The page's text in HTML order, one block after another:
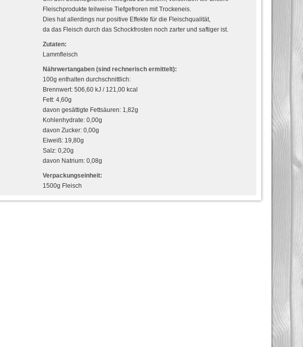
Fleischprodukte teilweise Tiefgefroren mit Trockeneis.
Dies hat allerdings nur positive Effekte für die Fleischqualität,
da das Fleisch durch das Schockfrosten noch zarter und saftiger ist.
Zutaten:
Lammfleisch
Nährwertangaben (sind rechnerisch ermittelt):
100g enthalten durchschnittlich:
Brennwert: 506,60 kJ / 121,00 kcal
Fett: 4,60g
davon gesättigte Fettsäuren: 1,82g
Kohlenhydrate: 0,00g
davon Zucker: 0,00g
Eiweiß: 19,80g
Salz: 0,20g
davon Natrium: 0,08g
Verpackungseinheit:
1500g Fleisch